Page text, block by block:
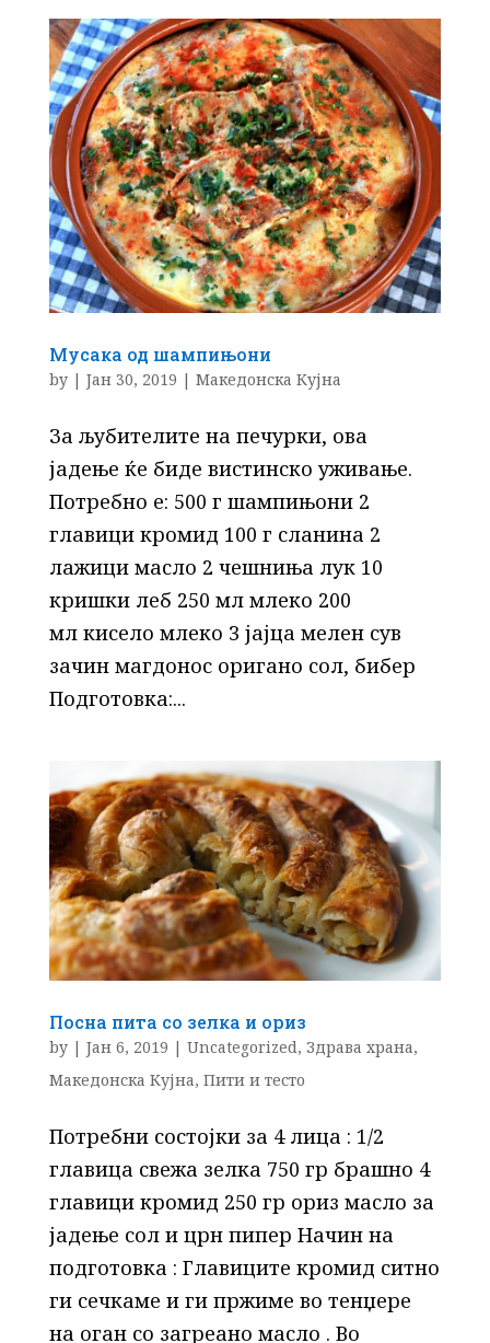
Мусака од шампињони
by | Јан 30, 2019 | Македонска Кујна
За љубителите на печурки, ова
јадење ќе биде вистинско уживање.
Потребно е: 500 г шампињони 2
главици кромид 100 г сланина 2
лажици масло 2 чешниња лук 10
кришки леб 250 мл млеко 200
мл кисело млеко 3 јајца мелен сув
зачин магдонос оригано сол, бибер
Подготовка:...
Посна пита со зелка и ориз
by | Јан 6, 2019 | Uncategorized, Здрава храна,
Македонска Кујна, Пити и тесто
Потребни состојки за 4 лица : 1/2
главица свежа зелка 750 гр брашно 4
главици кромид 250 гр ориз масло за
јадење сол и црн пипер Начин на
подготовка : Главиците кромид ситно
ги сечкаме и ги пржиме во тенџере
на оган со загреано масло . Во